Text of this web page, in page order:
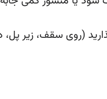
(روی سقف، زیر